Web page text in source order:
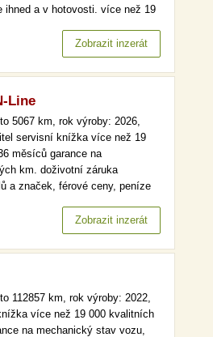
ihned a v hotovosti. více než 19
km. doživotní záruka…
Zobrazit inzerát
Line
5067 km, rok výroby: 2026,
servisní knížka více než 19
měsíců garance na
km. doživotní záruka
a značek, férové ceny, peníze
na mechanický stav vozu,
Zobrazit inzerát
112857 km, rok výroby: 2022,
více než 19 000 kvalitních
na mechanický stav vozu,